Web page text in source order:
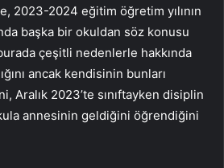
2023-2024 eğitim öğretim yılının
başka bir okuldan söz konusu
çeşitli nedenlerle hakkında
ancak kendisinin bunları
Aralık 2023’te sınıftayken disiplin
annesinin geldiğini öğrendiğini